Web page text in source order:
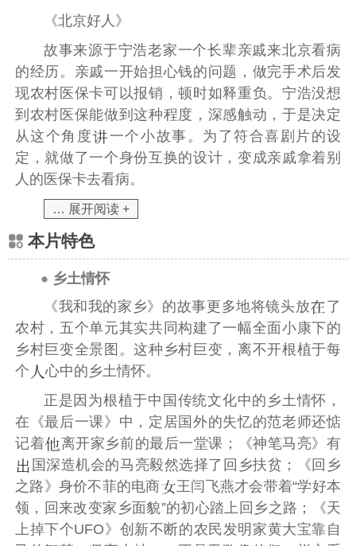
《北京好人》
故事来源于宁浩老家一个长辈亲戚来北京看病
的经历。亲戚一开始担心钱的问题，做完手术后发
现农村医保卡可以报销，顿时如释重负。宁浩没想
到农村医保能做到这种程度，深感触动，于是决定
从这个角度
一个小故事。为了符合喜剧片的设
定，就做了一个身份互换的设计，变成亲戚拿着别
人的医保卡去看病。
… 展开阅读 +
本片特色
乡土情怀
《我和我的家乡》的故事更多地将镜头放
了
农村，五个单元其实共同构建了一幅全面小康下的
乡村巨变全景图。这种乡村巨变，离不开根植于每
个
心中的乡土情怀。
正是因为根植于中国传统文化中的乡土情怀，
在《最后一课》中，定居国外的失忆的范老师还惦
记着
离开家乡前的最后一堂课；《神笔马亮》有
国深造机会的马亮毅然选择了回乡扶贫；《回乡
之路》身价不菲的电商
王闫飞燕才会带着“学好本
领，回来改变家乡面貌”的初心踏上回乡之路；《天
上掉下个UFO》创新不断的农民发明家黄大宝靠自